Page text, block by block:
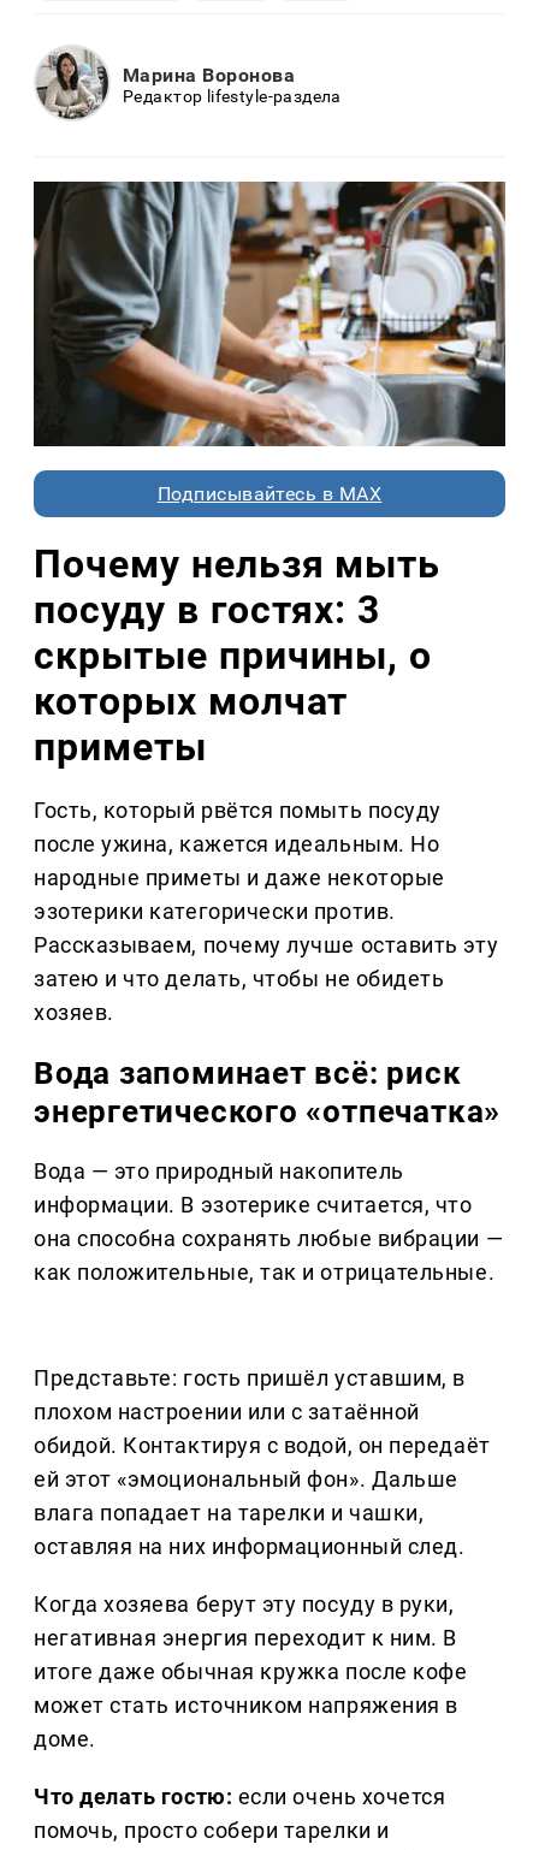
Марина Воронова
Редактор lifestyle-раздела
Подписывайтесь в MAX
Почему нельзя мыть
посуду в гостях: 3
скрытые причины, о
которых молчат
приметы
Гость, который рвётся помыть посуду
после ужина, кажется идеальным. Но
народные приметы и даже некоторые
эзотерики категорически против.
Рассказываем, почему лучше оставить эту
затею и что делать, чтобы не обидеть
хозяев.
Вода запоминает всё: риск
энергетического «отпечатка»
Вода — это природный накопитель
информации. В эзотерике считается, что
она способна сохранять любые вибрации —
как положительные, так и отрицательные.
Представьте: гость пришёл уставшим, в
плохом настроении или с затаённой
обидой. Контактируя с водой, он передаёт
ей этот «эмоциональный фон». Дальше
влага попадает на тарелки и чашки,
оставляя на них информационный след.
Когда хозяева берут эту посуду в руки,
негативная энергия переходит к ним. В
итоге даже обычная кружка после кофе
может стать источником напряжения в
доме.
Что делать гостю: если очень хочется
помочь, просто собери тарелки и